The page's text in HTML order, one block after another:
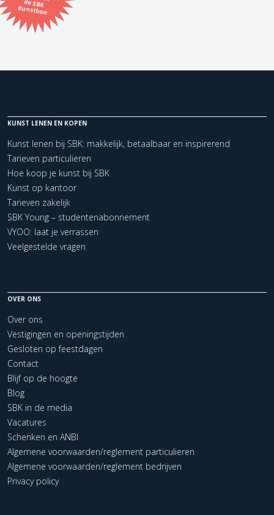
Kunstbon
Kunstenaar
Kerncollectie
0 items. Pagina:
KUNST LENEN EN KOPEN
Kunst lenen bij SBK: makkelijk, betaalbaar en inspirerend
Tarieven particulieren
Hoe koop je kunst bij SBK
Kunst op kantoor
Tarieven zakelijk
SBK Young – studentenabonnement
VYOO: laat je verrassen
Veelgestelde vragen
OVER ONS
Over ons
Vestigingen en openingstijden
Gesloten op feestdagen
Contact
Blijf op de hoogte
Blog
SBK in de media
Vacatures
Schenken en ANBI
Algemene voorwaarden/reglement particulieren
Algemene voorwaarden/reglement bedrijven
Privacy policy